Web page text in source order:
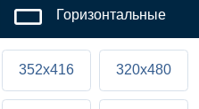
Горизонтальные
352x416 320x480